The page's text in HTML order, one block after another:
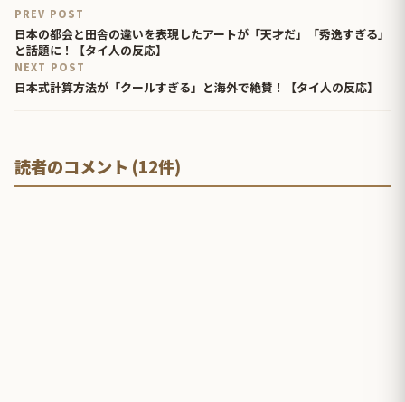
PREV POST
日本の都会と田舎の違いを表現したアートが「天才だ」「秀逸すぎる」
と話題に！【タイ人の反応】
NEXT POST
日本式計算方法が「クールすぎる」と海外で絶賛！【タイ人の反応】
読者のコメント (12件)